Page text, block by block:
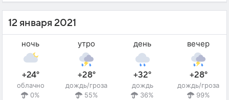
12 января 2021
ночь
+24°
облачно
0%
утро
+28°
дождь/гроза
55%
день
+32°
дождь
36%
вечер
+28°
дождь/гроза
99%